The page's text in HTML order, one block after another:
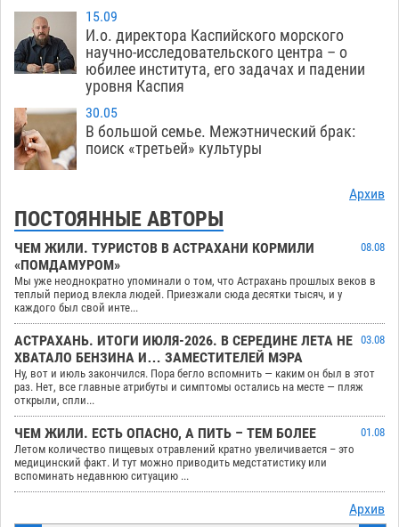
15.09
И.о. директора Каспийского морского
научно-исследовательского центра – о
юбилее института, его задачах и падении
уровня Каспия
30.05
В большой семье. Межэтнический брак:
поиск «третьей» культуры
Архив
ПОСТОЯННЫЕ АВТОРЫ
ЧЕМ ЖИЛИ. ТУРИСТОВ В АСТРАХАНИ КОРМИЛИ
«ПОМДАМУРОМ»
08.08
Мы уже неоднократно упоминали о том, что Астрахань прошлых веков в
теплый период влекла людей. Приезжали сюда десятки тысяч, и у
каждого был свой инте...
АСТРАХАНЬ. ИТОГИ ИЮЛЯ-2026. В СЕРЕДИНЕ ЛЕТА НЕ
ХВАТАЛО БЕНЗИНА И… ЗАМЕСТИТЕЛЕЙ МЭРА
03.08
Ну, вот и июль закончился. Пора бегло вспомнить — каким он был в этот
раз. Нет, все главные атрибуты и симптомы остались на месте — пляж
открыли, спли...
ЧЕМ ЖИЛИ. ЕСТЬ ОПАСНО, А ПИТЬ – ТЕМ БОЛЕЕ
01.08
Летом количество пищевых отравлений кратно увеличивается – это
медицинский факт. И тут можно приводить медстатистику или
вспоминать недавнюю ситуацию ...
Архив